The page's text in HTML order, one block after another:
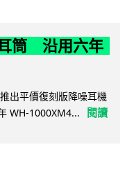
筒 沿用六年
出平價復刻版降噪耳機
WH-1000XM4...
閱讀